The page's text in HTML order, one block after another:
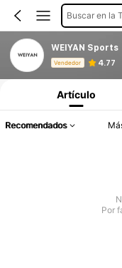
Buscar en la
WEIYAN Sports
Vendedor 4.77
Artículo
Recomendados
Por